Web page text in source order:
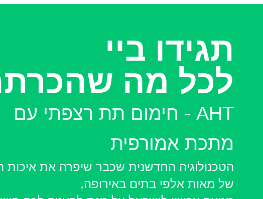
תגידו ביי
לכל מה
AHT - חימום תת רצפתי עם
מתכת אמורפית
הטכנולוגיה החדשנית שכבר שיפרה את איכות
של מאות אלפי בתים באירופה,